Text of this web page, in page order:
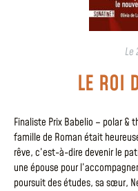
Le
LE ROI
Finaliste Prix Babelio – polar &
famille de Roman était
rêve, c’est-à-dire devenir le
une épouse pour
poursuit des études, sa sœur,